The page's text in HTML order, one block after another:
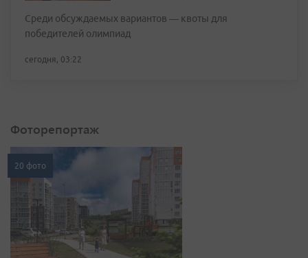
Среди обсуждаемых вариантов — квоты для
победителей олимпиад
сегодня, 03:22
Фоторепортаж
20 фото